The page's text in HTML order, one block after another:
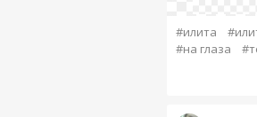
#илита
#на глаза